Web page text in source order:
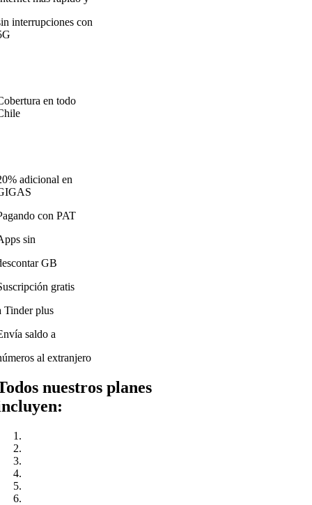
interrupciones con
en todo
adicional en
con PAT
sin
GB
gratis
Tinder plus
saldo a
al extranjero
nuestros planes